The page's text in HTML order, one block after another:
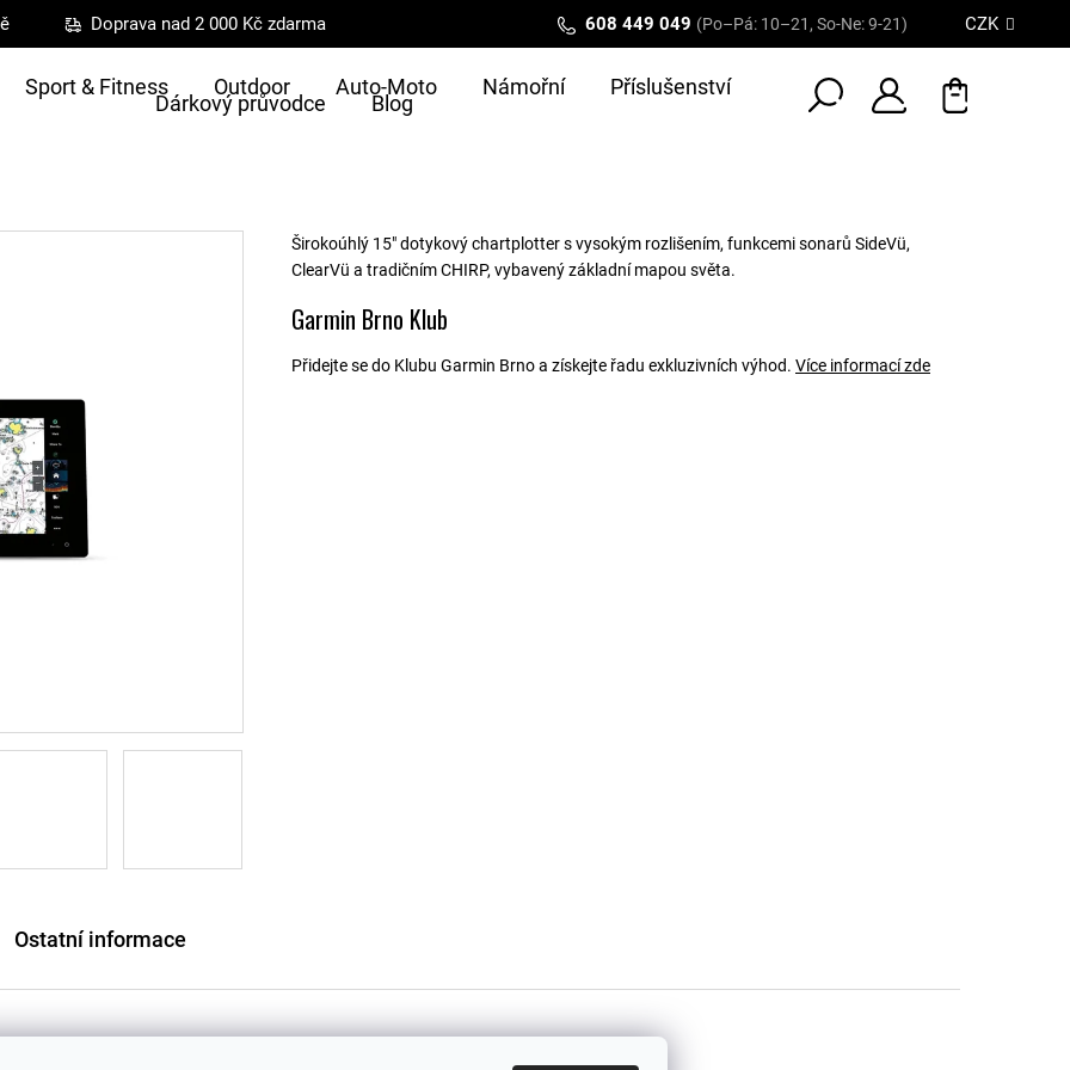
Doprava nad 2 000 Kč zdarma 608 449 049 (Po–Pá: 10–21, So-Ne: 9-21) CZK
Sport & Fitness Outdoor Auto-Moto Námořní Příslušenství
Dárkový průvodce Blog
Širokoúhlý 15″ dotykový chartplotter s vysokým rozlišením, funkcemi sonarů SideVü,
ClearVü a tradičním CHIRP, vybavený základní mapou světa.
Garmin Brno Klub
Přidejte se do Klubu Garmin Brno a získejte řadu exkluzivních výhod. Více informací zde
Ostatní informace